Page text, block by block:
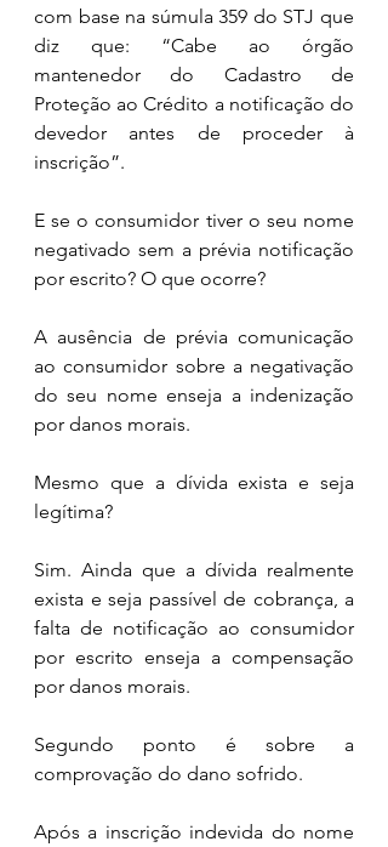
com base na súmula 359 do STJ que
diz que: “Cabe ao órgão
mantenedor do Cadastro de
Proteção ao Crédito a notificação do
devedor antes de proceder à
inscrição”.
E se o consumidor tiver o seu nome
negativado sem a prévia notificação
por escrito? O que ocorre?
A ausência de prévia comunicação
ao consumidor sobre a negativação
do seu nome enseja a indenização
por danos morais.
Mesmo que a dívida exista e seja
legítima?
Sim. Ainda que a dívida realmente
exista e seja passível de cobrança, a
falta de notificação ao consumidor
por escrito enseja a compensação
por danos morais.
Segundo ponto é sobre a
comprovação do dano sofrido.
Após a inscrição indevida do nome